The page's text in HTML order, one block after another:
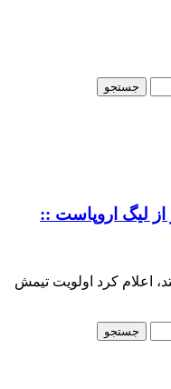
اعلام کرد اولویت تیمش